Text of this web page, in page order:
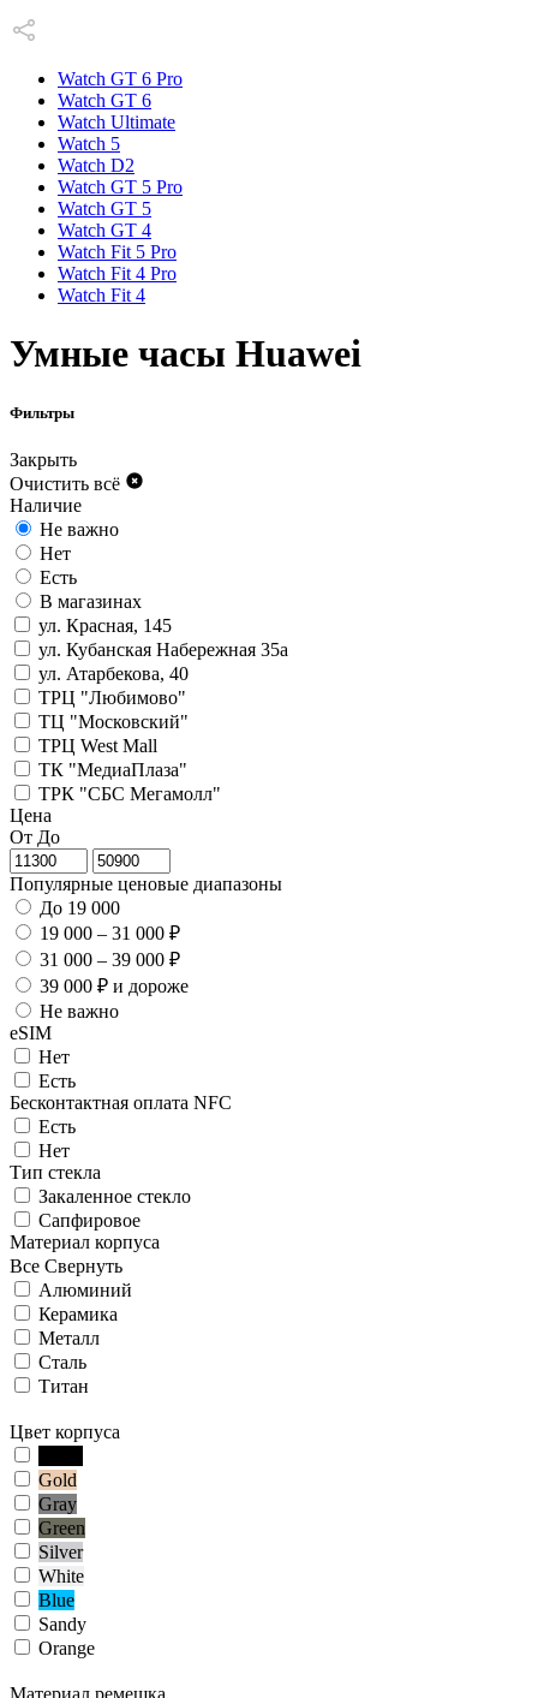
Watch GT 6 Pro
Watch GT 6
Watch Ultimate
Watch 5
Watch D2
Watch GT 5 Pro
Watch GT 5
Watch GT 4
Watch Fit 5 Pro
Watch Fit 4 Pro
Watch Fit 4
Умные часы Huawei
Фильтры
Закрыть
Очистить всё
Наличие
Не важно
Нет
Есть
В магазинах
ул. Красная, 145
ул. Кубанская Набережная 35а
ул. Атарбекова, 40
ТРЦ "Любимово"
ТЦ "Московский"
ТРЦ West Mall
ТК "МедиаПлаза"
ТРК "СБС Мегамолл"
Цена
От До
Популярные ценовые диапазоны
До 19 000
19 000 – 31 000 ₽
31 000 – 39 000 ₽
39 000 ₽ и дороже
Не важно
eSIM
Нет
Есть
Беcконтактная оплата NFC
Есть
Нет
Тип стекла
Закаленное стекло
Сапфировое
Материал корпуса
Все Свернуть
Алюминий
Керамика
Металл
Сталь
Титан
Цвет корпуса
Gold
Gray
Green
Silver
White
Blue
Sandy
Orange
Материал ремешка